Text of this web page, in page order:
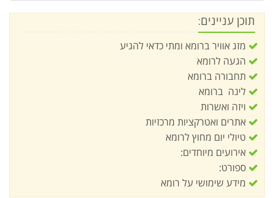
תוכן עניינים:
מזג אוויר ברומא ומתי כדאי להגיע
הגעה לרומא
תחבורה ברומא
לינה ברומא
ויזה ואשרות
אתרים ואטרקציות מרכזיות
טיולי יום מחוץ לרומא
אירועים מיוחדים:
ספורט:
מידע שימושי על רומא